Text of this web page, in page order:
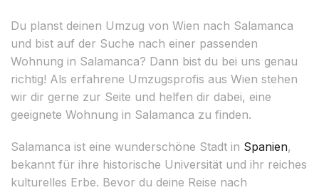
Du planst deinen Umzug von Wien nach Salamanca
und bist auf der Suche nach einer passenden
Wohnung in Salamanca? Dann bist du bei uns genau
richtig! Als erfahrene Umzugsprofis aus Wien stehen
wir dir gerne zur Seite und helfen dir dabei, eine
geeignete Wohnung in Salamanca zu finden.
Salamanca ist eine wunderschöne Stadt in Spanien,
bekannt für ihre historische Universität und ihr reiches
kulturelles Erbe. Bevor du deine Reise nach